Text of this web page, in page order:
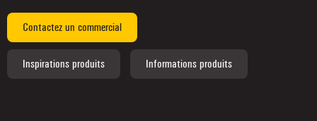
Contactez un commercial
Inspirations produits Informations produits